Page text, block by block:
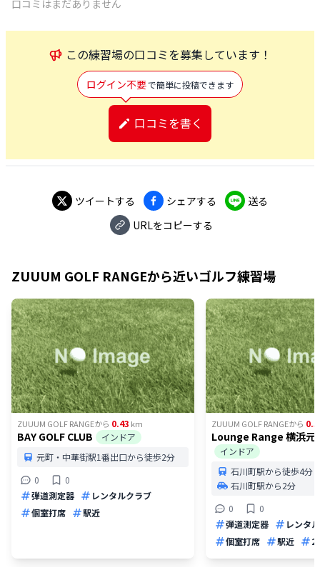
口コミはまだありません
この練習場の口コミを募集しています！
ログイン不要で簡単に投稿できます
口コミを書く
ツイートする シェアする
送る
URLをコピーする
ZUUUM GOLF RANGEから近いゴルフ練習場
ZUUUM GOLF RANGEから 0.43 km
BAY GOLF CLUB
インドア
元町・中華街駅1番出口から徒歩2分
0
0
弾道測定器
レンタルクラブ
個室打席
駅近
ZUUUM GOLF RANGEから
Lounge Range 横浜元
インドア
石川町駅から徒歩4分
石川町駅から2分
0
0
弾道測定器
レンタ
個室打席
駅近